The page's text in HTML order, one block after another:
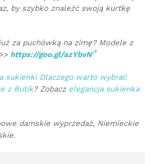
by szybko znaleźć swoją kurtkę
za puchówką na zimę? Modele z
https://goo.gl/azYbvN
sukienki Dlaczego warto wybrać
z Butik? Zobacz elegancja sukienka
damskie wyprzedaż, Niemieckie